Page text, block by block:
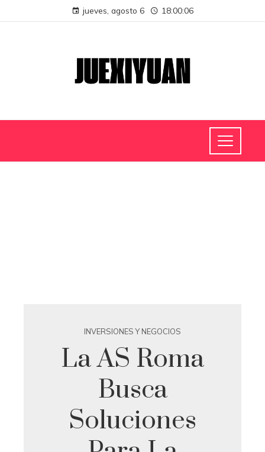
jueves, agosto 6 18:00:07
INVERSIONES Y NEGOCIOS
La AS Roma
Busca
Soluciones